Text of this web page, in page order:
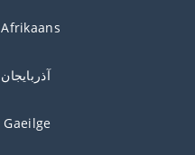
Afrikaans
آذربايجان
Gaeilge